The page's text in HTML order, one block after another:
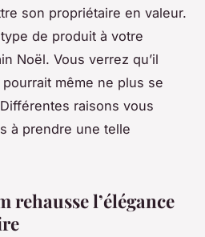
son propriétaire en valeur.
de produit à votre
Noël. Vous verrez qu’il
même ne plus se
raisons vous
à prendre une telle
rehausse l’élégance